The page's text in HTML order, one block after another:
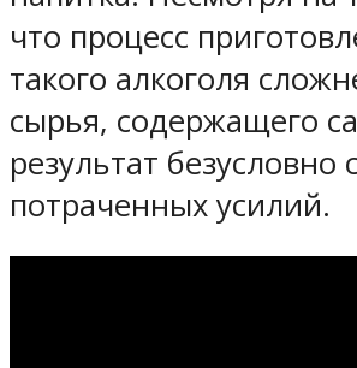
что процесс
такого алкоголя
сырья, содержащего
результат безусловно
потраченных усилий.